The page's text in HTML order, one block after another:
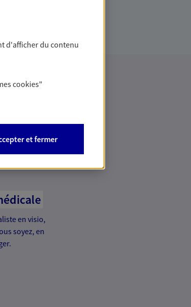
en visio,
soyez, en
d'afficher du contenu
cookies"
et fermer